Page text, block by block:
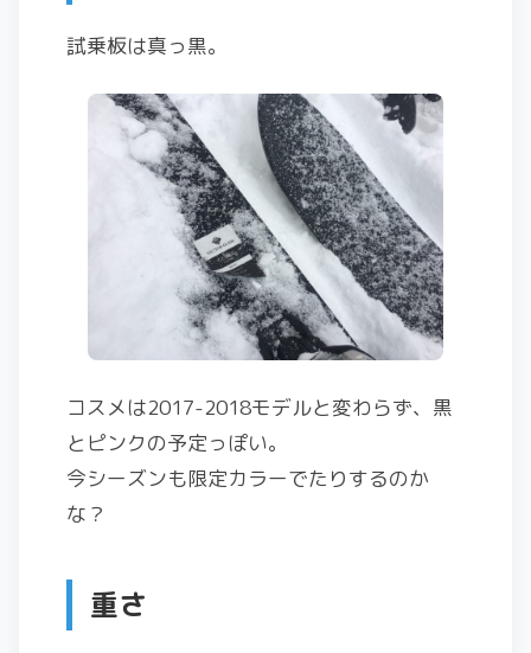
試乗板は真っ黒。
コスメは2017-2018モデルと変わらず、黒
とピンクの予定っぽい。
今シーズンも限定カラーでたりするのか
な？
重さ